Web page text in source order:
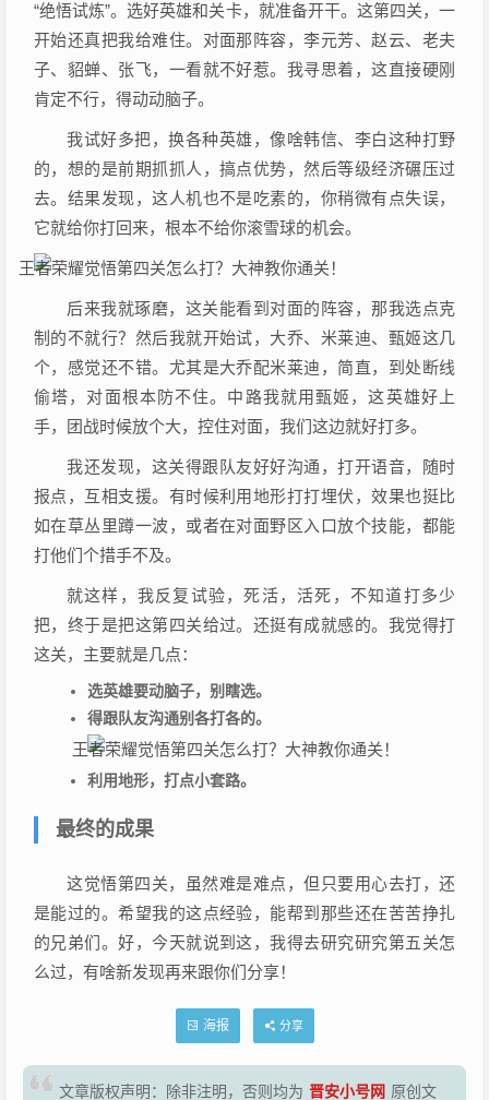
“绝悟试炼”。选好英雄和关卡，就准备开干。这第四关，一
开始还真把我给难住。对面那阵容，李元芳、赵云、老夫
子、貂蝉、张飞，一看就不好惹。我寻思着，这直接硬刚
肯定不行，得动动脑子。
我试好多把，换各种英雄，像啥韩信、李白这种打野
的，想的是前期抓抓人，搞点优势，然后等级经济碾压过
去。结果发现，这人机也不是吃素的，你稍微有点失误，
它就给你打回来，根本不给你滚雪球的机会。
后来我就琢磨，这关能看到对面的阵容，那我选点克
制的不就行？然后我就开始试，大乔、米莱迪、甄姬这几
个，感觉还不错。尤其是大乔配米莱迪，简直，到处断线
偷塔，对面根本防不住。中路我就用甄姬，这英雄好上
手，团战时候放个大，控住对面，我们这边就好打多。
我还发现，这关得跟队友好好沟通，打开语音，随时
报点，互相支援。有时候利用地形打打埋伏，效果也挺比
如在草丛里蹲一波，或者在对面野区入口放个技能，都能
打他们个措手不及。
就这样，我反复试验，死活，活死，不知道打多少
把，终于是把这第四关给过。还挺有成就感的。我觉得打
这关，主要就是几点：
选英雄要动脑子，别瞎选。
得跟队友沟通别各打各的。
利用地形，打点小套路。
最终的成果
这觉悟第四关，虽然难是难点，但只要用心去打，还
是能过的。希望我的这点经验，能帮到那些还在苦苦挣扎
的兄弟们。好，今天就说到这，我得去研究研究第五关怎
么过，有啥新发现再来跟你们分享！
海报 分享
文章版权声明：除非注明，否则均为 晋安小号网 原创文